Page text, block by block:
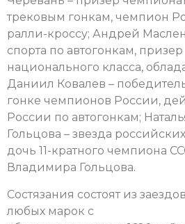
трековым гонкам, чемпион
ралли-кроссу; Андрей
спорта по автогонкам, призер
национального класса,
Даниил Ковалев –
гонке чемпионов России,
России по автогонкам;
Гольцова – звезда
дочь 11-кратного чемпиона
Владимира Гольцова.
Состязания состоят из
любых марок с